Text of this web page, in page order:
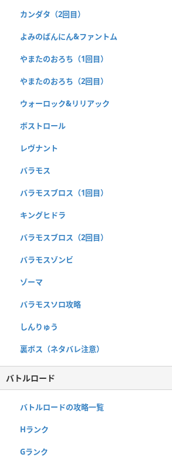
カンダタ（2回目）
よみのばんにん&ファントム
やまたのおろち（1回目）
やまたのおろち（2回目）
ウォーロック&リリアック
ボストロール
レヴナント
バラモス
バラモスブロス（1回目）
キングヒドラ
バラモスブロス（2回目）
バラモスゾンビ
ゾーマ
バラモスソロ攻略
しんりゅう
裏ボス（ネタバレ注意）
バトルロード
バトルロードの攻略一覧
Hランク
Gランク